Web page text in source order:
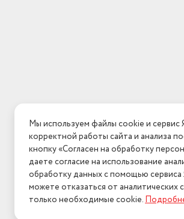
Мы используем файлы cookie и сервис
корректной работы сайта и анализа
кнопку «Согласен на обработку
даете согласие на использование
обработку данных с помощью
можете отказаться от аналитических
только необходимые cookie.